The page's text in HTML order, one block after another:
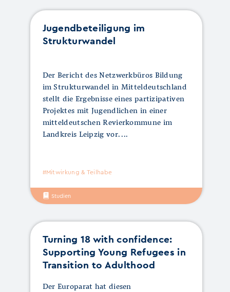
Jugendbeteiligung im
Strukturwandel
Der Bericht des Netzwerkbüros Bildung
im Strukturwandel in Mitteldeutschland
stellt die Ergebnisse eines partizipativen
Projektes mit Jugendlichen in einer
mitteldeutschen Revierkommune im
Landkreis Leipzig vor.
#Mitwirkung & Teilhabe
Studien
Turning 18 with confidence:
Supporting Young Refugees in
Transition to Adulthood
Der Europarat hat diesen